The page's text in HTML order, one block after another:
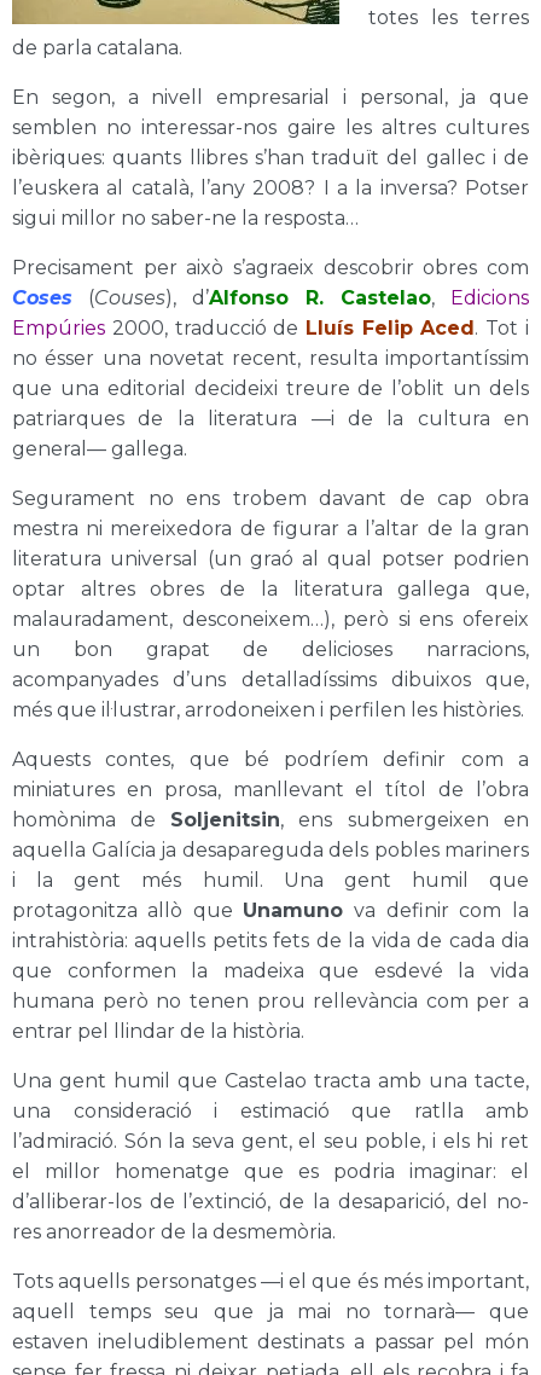
totes les terres
de parla catalana.
En segon, a nivell empresarial i personal, ja que
semblen no interessar-nos gaire les altres cultures
ibèriques: quants llibres s’han traduït del gallec i de
l’euskera al català, l’any 2008? I a la inversa? Potser
sigui millor no saber-ne la resposta…
Precisament per això s’agraeix descobrir obres com
Coses (Couses), d’Alfonso R. Castelao, Edicions
Empúries 2000, traducció de Lluís Felip Aced. Tot i
no ésser una novetat recent, resulta importantíssim
que una editorial decideixi treure de l’oblit un dels
patriarques de la literatura —i de la cultura en
general— gallega.
Segurament no ens trobem davant de cap obra
mestra ni mereixedora de figurar a l’altar de la gran
literatura universal (un graó al qual potser podrien
optar altres obres de la literatura gallega que,
malauradament, desconeixem…), però si ens ofereix
un bon grapat de delicioses narracions,
acompanyades d’uns detalladíssims dibuixos que,
més que il·lustrar, arrodoneixen i perfilen les històries.
Aquests contes, que bé podríem definir com a
miniatures en prosa, manllevant el títol de l’obra
homònima de Soljenitsin, ens submergeixen en
aquella Galícia ja desapareguda dels pobles mariners
i la gent més humil. Una gent humil que
protagonitza allò que Unamuno va definir com la
intrahistòria: aquells petits fets de la vida de cada dia
que conformen la madeixa que esdevé la vida
humana però no tenen prou rellevància com per a
entrar pel llindar de la història.
Una gent humil que Castelao tracta amb una tacte,
una consideració i estimació que ratlla amb
l’admiració. Són la seva gent, el seu poble, i els hi ret
el millor homenatge que es podria imaginar: el
d’alliberar-los de l’extinció, de la desaparició, del no-
res anorreador de la desmemòria.
Tots aquells personatges —i el que és més important,
aquell temps seu que ja mai no tornarà— que
estaven ineludiblement destinats a passar pel món